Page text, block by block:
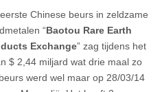
Chinese beurs in zeldzame
“Baotou Rare Earth
Exchange” zag tijdens het
$ 2,44 miljard wat drie maal zo
werd wel maar op 28/03/14